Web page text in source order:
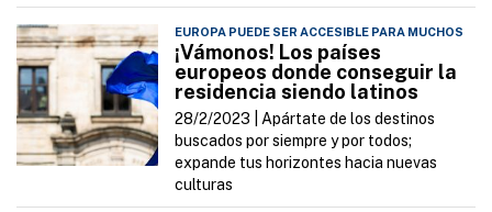
EUROPA PUEDE SER ACCESIBLE PARA MUCHOS
¡Vámonos! Los países
europeos donde conseguir la
residencia siendo latinos
28/2/2023 | Apártate de los destinos
buscados por siempre y por todos;
expande tus horizontes hacia nuevas
culturas